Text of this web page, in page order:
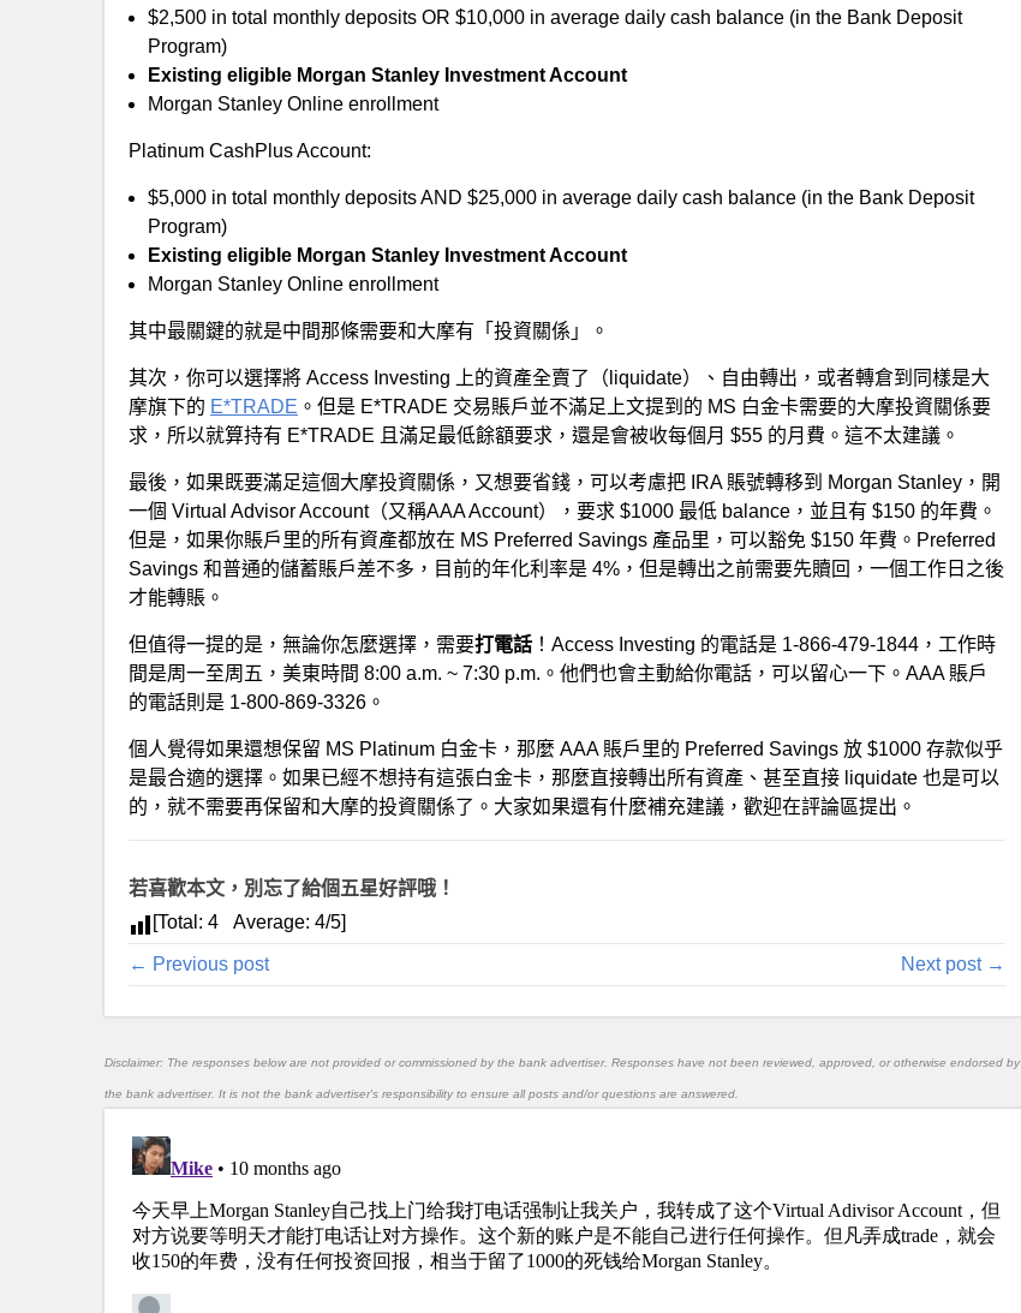
$2,500 in total monthly deposits OR $10,000 in average daily cash balance (in the Bank Deposit
Program)
Existing eligible Morgan Stanley Investment Account
Morgan Stanley Online enrollment
Platinum CashPlus Account:
$5,000 in total monthly deposits AND $25,000 in average daily cash balance (in the Bank Deposit
Program)
Existing eligible Morgan Stanley Investment Account
Morgan Stanley Online enrollment
其中最關鍵的就是中間那條需要和大摩有「投資關係」。
其次，你可以選擇將 Access Investing 上的資產全賣了（liquidate）、自由轉出，或者轉倉到同樣是大
摩旗下的 E*TRADE 。但是 E*TRADE 交易賬戶並不滿足上文提到的 MS 白金卡需要的大摩投資關係要
求，所以就算持有 E*TRADE 且滿足最低餘額要求，還是會被收每個月 $55 的月費。這不太建議。
最後，如果既要滿足這個大摩投資關係，又想要省錢，可以考慮把 IRA 賬號轉移到 Morgan Stanley，開
一個 Virtual Advisor Account（又稱AAA Account），要求 $1000 最低 balance，並且有 $150 的年費。
但是，如果你賬戶里的所有資產都放在 MS Preferred Savings 產品里，可以豁免 $150 年費。Preferred
Savings 和普通的儲蓄賬戶差不多，目前的年化利率是 4%，但是轉出之前需要先贖回，一個工作日之後
才能轉賬。
但值得一提的是，無論你怎麼選擇，需要打電話 ！Access Investing 的電話是 1-866-479-1844，工作時
間是周一至周五，美東時間 8:00 a.m. ~ 7:30 p.m.。他們也會主動給你電話，可以留心一下。AAA 賬戶
的電話則是 1-800-869-3326。
個人覺得如果還想保留 MS Platinum 白金卡，那麼 AAA 賬戶里的 Preferred Savings 放 $1000 存款似乎
是最合適的選擇。如果已經不想持有這張白金卡，那麼直接轉出所有資產、甚至直接 liquidate 也是可以
的，就不需要再保留和大摩的投資關係了。大家如果還有什麼補充建議，歡迎在評論區提出。
若喜歡本文，別忘了給個五星好評哦！
[Total: 4 Average: 4/5]
← Previous post Next post →
Disclaimer: The responses below are not provided or commissioned by the bank advertiser. Responses have not been reviewed, approved, or otherwise endorsed by
the bank advertiser. It is not the bank advertiser's responsibility to ensure all posts and/or questions are answered.